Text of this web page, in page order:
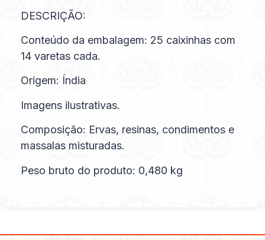
DESCRIÇÃO:
Conteúdo da embalagem: 25 caixinhas com
14 varetas cada.
Origem: Índia
Imagens ilustrativas.
Composição: Ervas, resinas, condimentos e
massalas misturadas.
Peso bruto do produto: 0,480 kg